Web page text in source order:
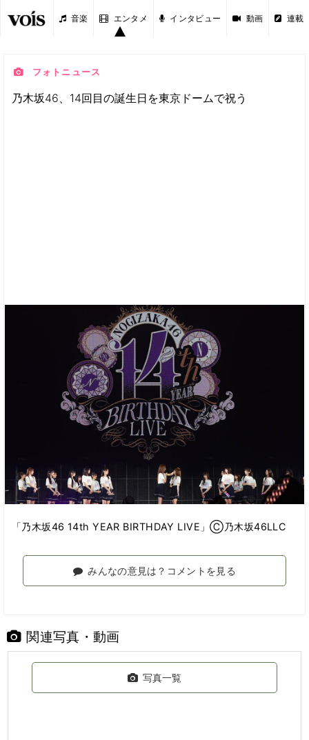
音楽 エンタメ インタビュー 動画 連載
フォトニュース
乃木坂46、14回目の誕生日を東京ドームで祝う
「乃木坂46 14th YEAR BIRTHDAY LIVE」Ⓒ乃木坂46LLC
みんなの意見は？コメントを見る
関連写真・動画
写真一覧